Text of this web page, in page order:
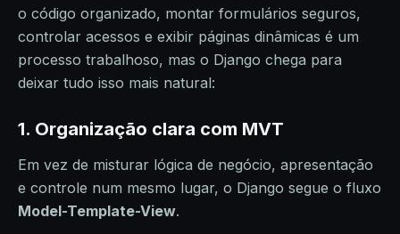
o código organizado, montar formulários seguros,
controlar acessos e exibir páginas dinâmicas é um
processo trabalhoso, mas o Django chega para
deixar tudo isso mais natural:
1. Organização clara com MVT
Em vez de misturar lógica de negócio, apresentação
e controle num mesmo lugar, o Django segue o fluxo
Model-Template-View.